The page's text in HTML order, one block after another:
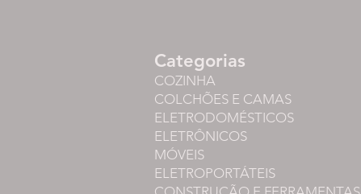
Categorias
COZINHA
COLCHÕES E CAMAS
ELETRODOMÉSTICOS
ELETRÔNICOS
MÓVEIS
ELETROPORTÁTEIS